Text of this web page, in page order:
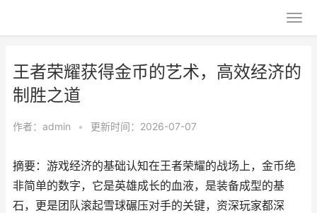
王者荣耀获得金币的艺术，高效经济的
制胜之道
作者： admin • 更新时间：2026-07-07
摘要：游戏经济的基础认知在王者荣耀的战场上，金币绝
非简单的数字，它是英雄成长的血液，是装备成型的基
石，更是团队滚起雪球碾压对手的关键，资深玩家都深